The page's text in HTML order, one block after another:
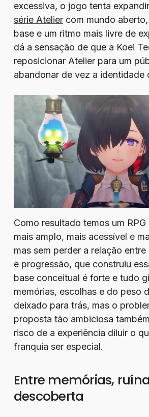
excessiva, o jogo tenta
série Ateliercom mundo
base e um ritmo mais livre de
dá a sensação de que a Koei
reposicionar Atelier para um
abandonar de vez a identidade
Como resultado temos um
mais amplo, mais acessível e
mas sem perder a relação
e progressão, que construiu
base conceitual é forte e tudo
memórias, escolhas e do peso
deixado para trás, mas o
proposta tão ambiciosa
risco de a experiência diluir o
franquia ser especial.
Entre memórias,
descoberta